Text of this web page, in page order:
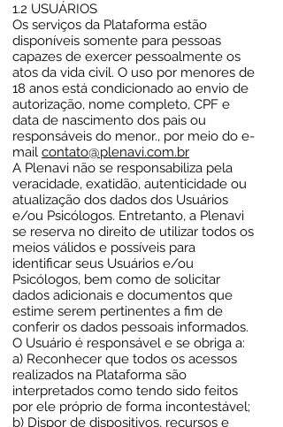
1.2 USUÁRIOS
Os serviços da Plataforma estão
disponíveis somente para pessoas
capazes de exercer pessoalmente os
atos da vida civil. O uso por menores de
18 anos está condicionado ao envio de
autorização, nome completo, CPF e
data de nascimento dos pais ou
responsáveis do menor., por meio do e-
mail contato@plenavi.com.br
A Plenavi não se responsabiliza pela
veracidade, exatidão, autenticidade ou
atualização dos dados dos Usuários
e/ou Psicólogos. Entretanto, a Plenavi
se reserva no direito de utilizar todos os
meios válidos e possíveis para
identificar seus Usuários e/ou
Psicólogos, bem como de solicitar
dados adicionais e documentos que
estime serem pertinentes a fim de
conferir os dados pessoais informados.
O Usuário é responsável e se obriga a:
a) Reconhecer que todos os acessos
realizados na Plataforma são
interpretados como tendo sido feitos
por ele próprio de forma incontestável;
b) Dispor de dispositivos, recursos e